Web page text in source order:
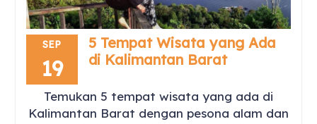
SEP
19
5 Tempat Wisata yang Ada
di Kalimantan Barat
Temukan 5 tempat wisata yang ada di
Kalimantan Barat dengan pesona alam dan